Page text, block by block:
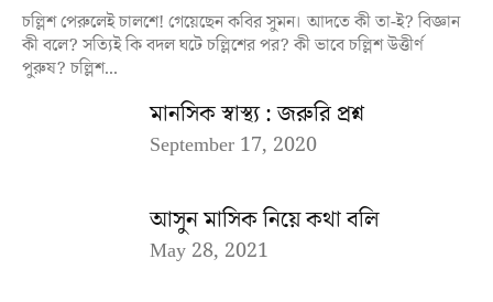
চল্লিশ পেরুলেই চালশে! গেয়েছেন কবির সুমন। আদতে কী তা-ই? বিজ্ঞান
কী বলে? সত্যিই কি বদল ঘটে চল্লিশের পর? কী ভাবে চল্লিশ উত্তীর্ণ
পুরুষ? চল্লিশ...
মানসিক স্বাস্থ্য : জরুরি প্রশ্ন
September 17, 2020
আসুন মাসিক নিয়ে কথা বলি
May 28, 2021